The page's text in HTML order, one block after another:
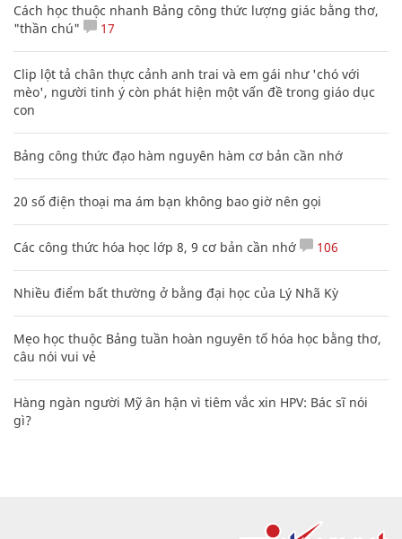
Cách học thuộc nhanh Bảng công thức lượng giác bằng thơ,
"thần chú"
17
Clip lột tả chân thực cảnh anh trai và em gái như 'chó với
mèo', người tinh ý còn phát hiện một vấn đề trong giáo dục
con
Bảng công thức đạo hàm nguyên hàm cơ bản cần nhớ
20 số điện thoại ma ám bạn không bao giờ nên gọi
Các công thức hóa học lớp 8, 9 cơ bản cần nhớ 106
Nhiều điểm bất thường ở bằng đại học của Lý Nhã Kỳ
Mẹo học thuộc Bảng tuần hoàn nguyên tố hóa học bằng thơ,
câu nói vui vẻ
Hàng ngàn người Mỹ ân hận vì tiêm vắc xin HPV: Bác sĩ nói
gì?